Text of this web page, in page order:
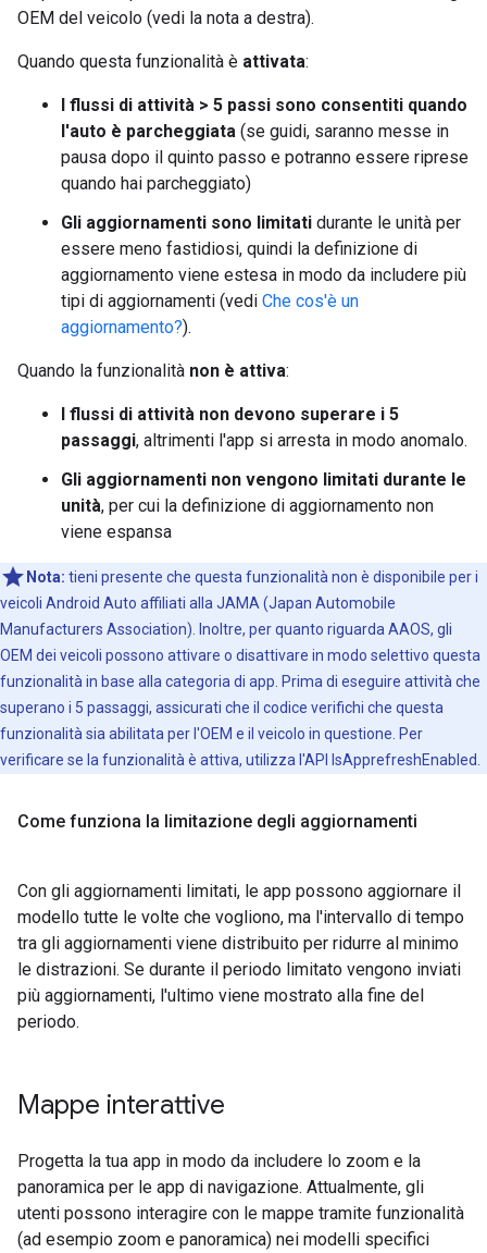
OEM del veicolo (vedi la nota a destra).
Quando questa funzionalità è attivata:
I flussi di attività > 5 passi sono consentiti quando
l'auto è parcheggiata (se guidi, saranno messe in
pausa dopo il quinto passo e potranno essere riprese
quando hai parcheggiato)
Gli aggiornamenti sono limitati durante le unità per
essere meno fastidiosi, quindi la definizione di
aggiornamento viene estesa in modo da includere più
tipi di aggiornamenti (vedi Che cos'è un
aggiornamento?).
Quando la funzionalità non è attiva:
I flussi di attività non devono superare i 5
passaggi, altrimenti l'app si arresta in modo anomalo.
Gli aggiornamenti non vengono limitati durante le
unità, per cui la definizione di aggiornamento non
viene espansa
Nota: tieni presente che questa funzionalità non è disponibile per i
veicoli Android Auto affiliati alla JAMA (Japan Automobile
Manufacturers Association). Inoltre, per quanto riguarda AAOS, gli
OEM dei veicoli possono attivare o disattivare in modo selettivo questa
funzionalità in base alla categoria di app. Prima di eseguire attività che
superano i 5 passaggi, assicurati che il codice verifichi che questa
funzionalità sia abilitata per l'OEM e il veicolo in questione. Per
verificare se la funzionalità è attiva, utilizza l'API IsApprefreshEnabled.
Come funziona la limitazione degli aggiornamenti
Con gli aggiornamenti limitati, le app possono aggiornare il
modello tutte le volte che vogliono, ma l'intervallo di tempo
tra gli aggiornamenti viene distribuito per ridurre al minimo
le distrazioni. Se durante il periodo limitato vengono inviati
più aggiornamenti, l'ultimo viene mostrato alla fine del
periodo.
Mappe interattive
Progetta la tua app in modo da includere lo zoom e la
panoramica per le app di navigazione. Attualmente, gli
utenti possono interagire con le mappe tramite funzionalità
(ad esempio zoom e panoramica) nei modelli specifici